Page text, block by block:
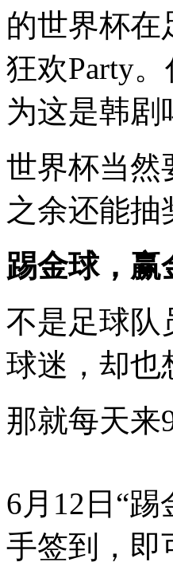
的世界杯在
狂欢Party
为这是韩剧
世界杯当然
之余还能抽
踢金球，赢
不是足球队
球迷，却也
那就每天来
6月12日“
手签到，即